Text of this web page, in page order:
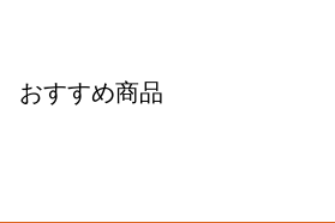
おすすめ商品